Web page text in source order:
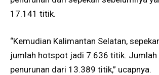
17.141 titik.
“Kemudian Kalimantan Selatan,
jumlah hotspot jadi 7.636 titik.
penurunan dari 13.389 titik,” ucapnya.